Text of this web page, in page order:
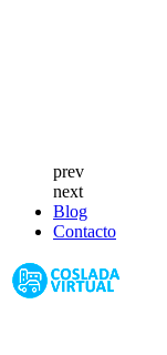
prev
next
Blog
Contacto